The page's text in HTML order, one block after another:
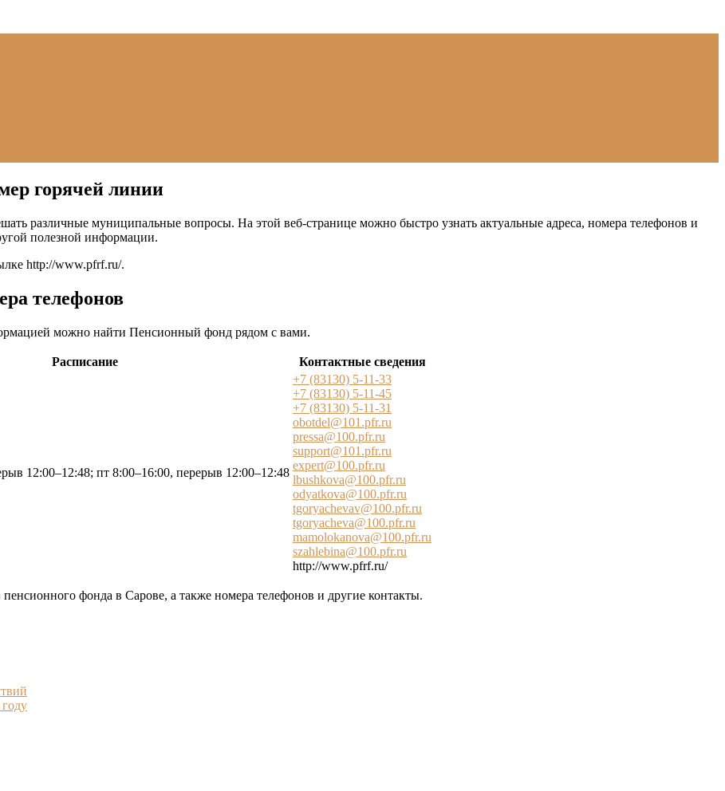
горячей линии
различные муниципальные вопросы. На этой веб-странице можно быстро узнать актуальные адреса, номера телефонов и
полезной информации.
http://www.pfrf.ru/.
телефонов
можно найти Пенсионный фонд рядом с вами.
Расписание Контактные сведения
12:00–12:48; пт 8:00–16:00, перерыв 12:00–12:48
+7 (83130) 5-11-33
+7 (83130) 5-11-45
+7 (83130) 5-11-31
obotdel@101.pfr.ru
pressa@100.pfr.ru
support@101.pfr.ru
expert@100.pfr.ru
lbushkova@100.pfr.ru
odyatkova@100.pfr.ru
tgoryachevav@100.pfr.ru
tgoryacheva@100.pfr.ru
mamolokanova@100.pfr.ru
szahlebina@100.pfr.ru
http://www.pfrf.ru/
фонда в Сарове, а также номера телефонов и другие контакты.